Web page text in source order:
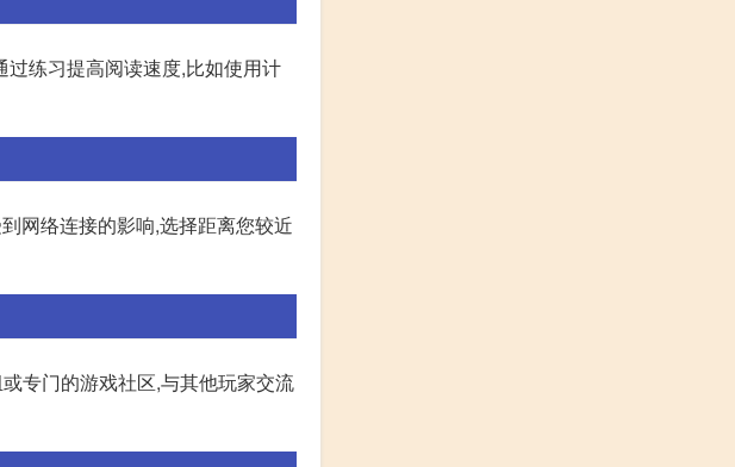
练习提高阅读速度,比如使用计
网络连接的影响,选择距离您较近
专门的游戏社区,与其他玩家交流